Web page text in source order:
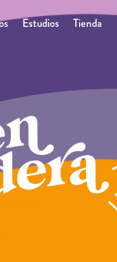
Estudios Tienda